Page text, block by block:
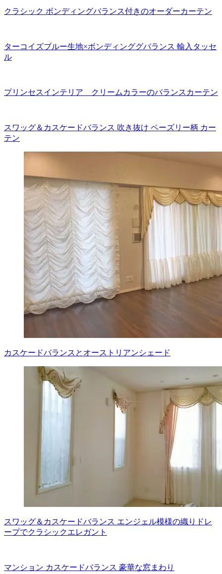
クラシック ボンディングバランス付きのオーダーカーテン
ターコイズブルー生地×ボンディンググバランス 輸入タッセ
ル
プリンセスインテリア クリームカラーのバランスカーテン
スワッグ＆カスケードバランス 吹き抜け ペーズリー柄 カー
テン
カスケードバランスとオーストリアンシェード
スワッグ＆カスケードバランス エンジェル模様の織りドレ
ープでクラシックエレガント
マンション カスケードバランス 豪華な窓まわり